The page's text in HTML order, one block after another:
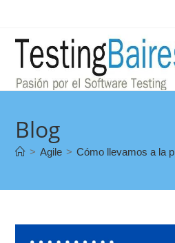
Blog
> Agile > Cómo llevamos a la